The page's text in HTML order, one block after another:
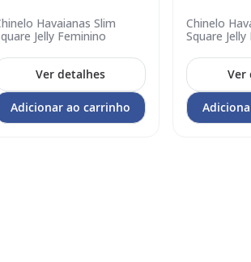
Havaianas Slim
Jelly Feminino
Ver detalhes
Adicionar ao carrinho
Chinelo
Square
Adicionar
no
carrinhoVer